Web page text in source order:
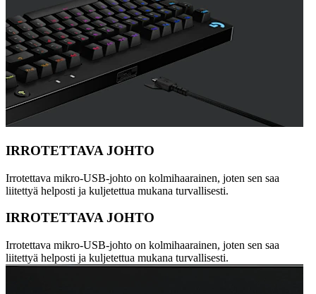
IRROTETTAVA JOHTO
Irrotettava mikro-USB-johto on kolmihaarainen, joten sen saa
liitettyä helposti ja kuljetettua mukana turvallisesti.
IRROTETTAVA JOHTO
Irrotettava mikro-USB-johto on kolmihaarainen, joten sen saa
liitettyä helposti ja kuljetettua mukana turvallisesti.